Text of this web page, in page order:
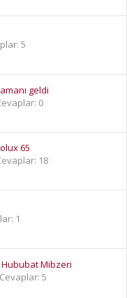
5
geldi
0
65
18
1
Mibzeri
Cevaplar: 5